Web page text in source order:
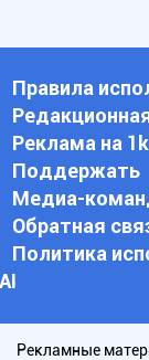
Правила
Реклама на
Поддержать
Медиа-
Обратная
Политика
АI
Рекламные